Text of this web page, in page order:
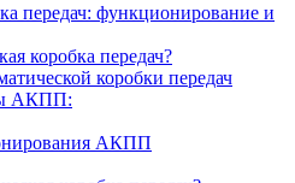
передач: функционирование и
коробка передач?
коробки передач
АКПП:
АКПП